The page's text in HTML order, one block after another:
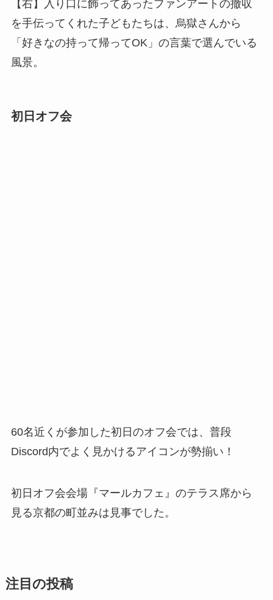
【右】入り口に飾ってあったファンアートの撤収
を手伝ってくれた子どもたちは、烏獄さんから
「好きなの持って帰ってOK」の言葉で選んでいる
風景。
初日オフ会
60名近くが参加した初日のオフ会では、普段
Discord内でよく見かけるアイコンが勢揃い！
初日オフ会会場『マールカフェ』のテラス席から
見る京都の町並みは見事でした。
注目の投稿